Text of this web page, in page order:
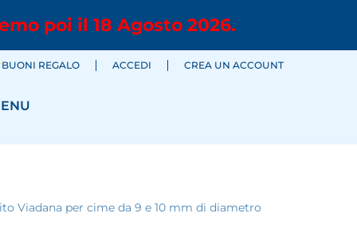
poi il 18 Agosto 2026.
BUONI REGALO ACCEDI CREA UN ACCOUNT
Viadana per cime da 9 e 10 mm di diametro